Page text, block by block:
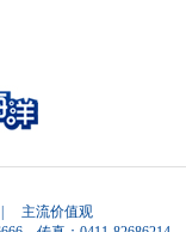
主流价值观